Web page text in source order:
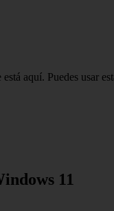
aquí. Puedes usar
11